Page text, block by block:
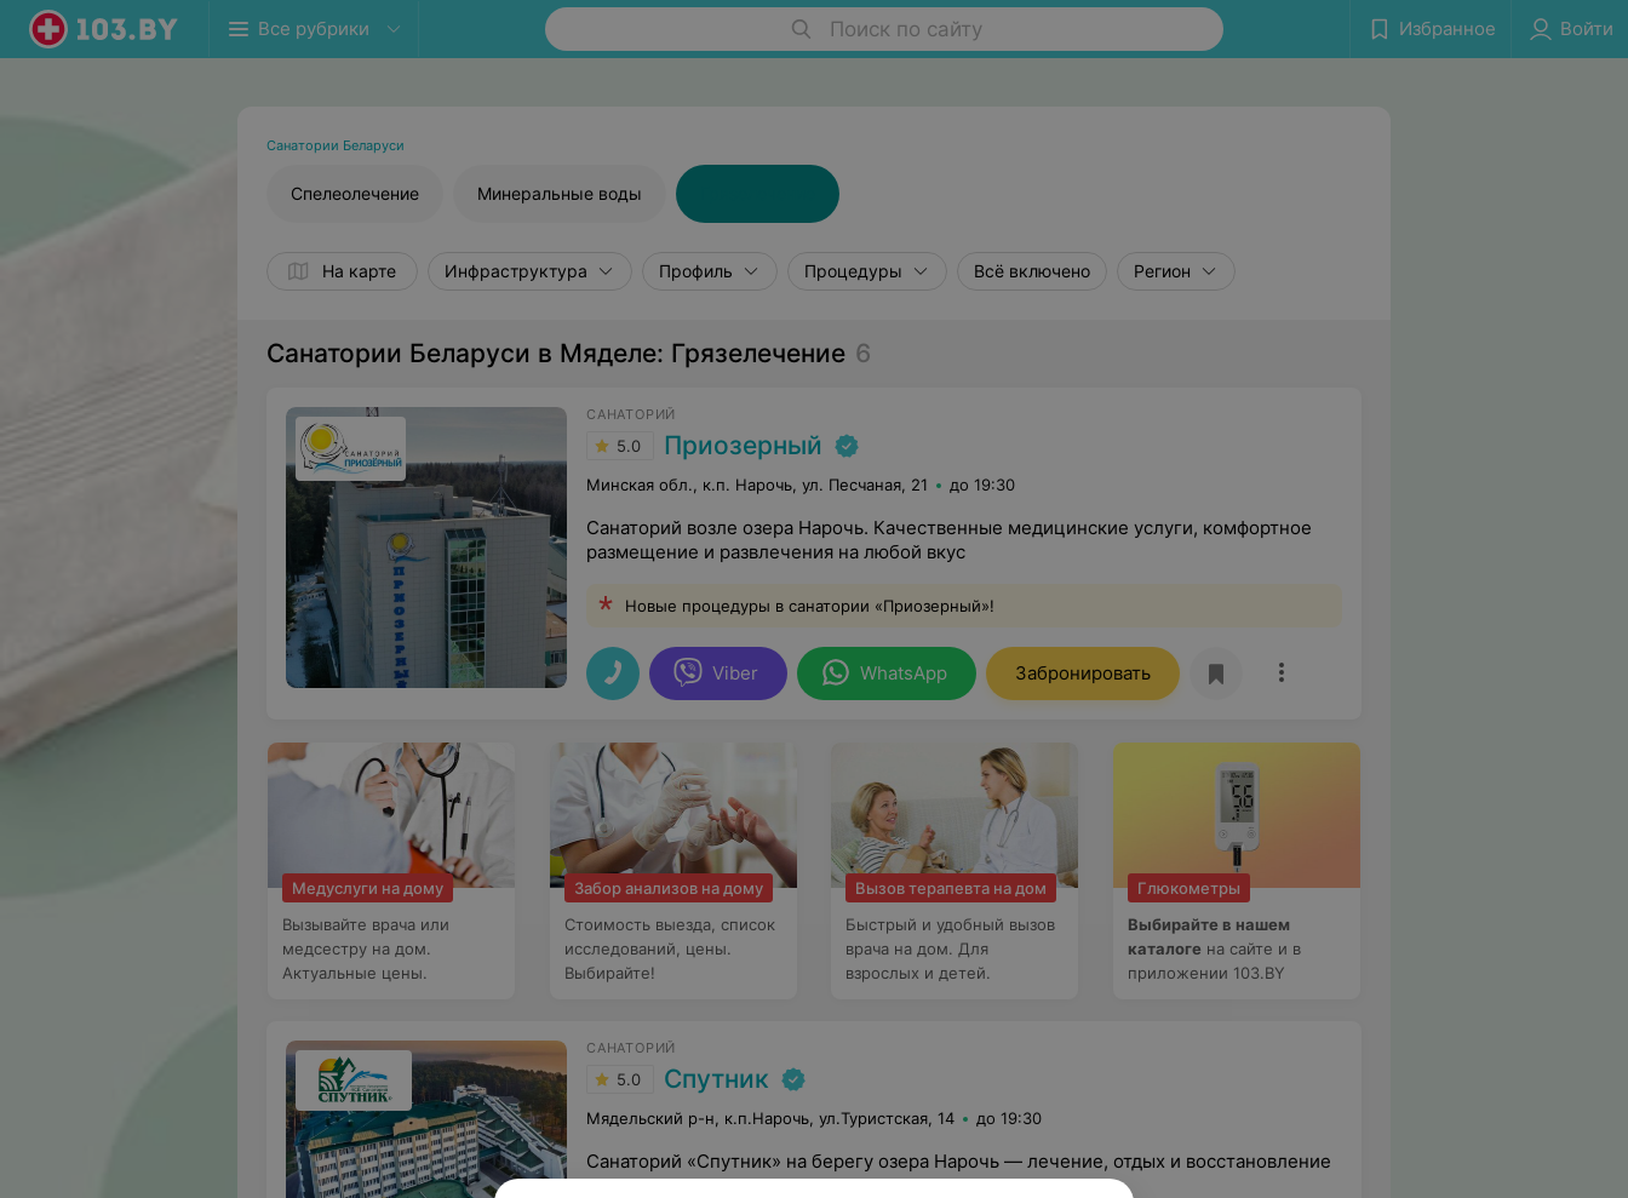
Все рубрики Поиск по сайту Избранное Войти
Санатории Беларуси
Спелеолечение Минеральные воды
На карте Инфраструктура Профиль Процедуры Всё включено Регион
Санатории Беларуси в Мяделе: Грязелечение 6
САНАТОРИЙ
5.0 Приозерный
Минская обл., к.п. Нарочь, ул. Песчаная, 21 до 19:30
Санаторий возле озера Нарочь. Качественные медицинские услуги, комфортное
размещение и развлечения на любой вкус
Новые процедуры в санатории «Приозерный»!
Viber WhatsApp Забронировать
Медуслуги на дому
Вызывайте врача или
медсестру на дом.
Актуальные цены.
Забор анализов на дому
Стоимость выезда, список
исследований, цены.
Выбирайте!
Вызов терапевта на дом
Быстрый и удобный вызов
врача на дом. Для
взрослых и детей.
Глюкометры
Выбирайте в нашем
каталоге на сайте и в
приложении 103.BY
САНАТОРИЙ
5.0 Спутник
Мядельский р-н, к.п.Нарочь, ул.Туристская, 14 до 19:30
Санаторий «Спутник» на берегу озера Нарочь — лечение, отдых и восстановление
среди соснового леса недалеко от Мяделя.